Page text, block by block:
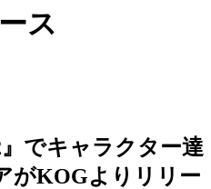
ス
でキャラクター達
がKOGよりリリー